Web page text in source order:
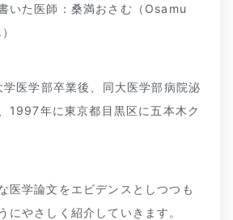
いた医師：桑満おさむ（Osamu
医学部卒業後、同大医学部病院泌
1997年に東京都目黒区に五本木ク
医学論文をエビデンスとしつつも
にやさしく紹介していきます。